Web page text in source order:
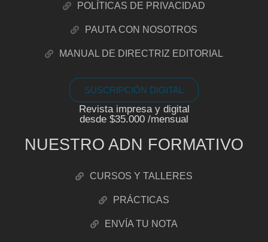
POLÍTICAS DE PRIVACIDAD
PAUTA CON NOSOTROS
MANUAL DE DIRECTRIZ EDITORIAL
SUSCRIPCIÓN DIGITAL
Revista impresa y digital
desde $35.000 /mensual
NUESTRO ADN FORMATIVO
CURSOS Y TALLERES
PRÁCTICAS
ENVÍA TU NOTA